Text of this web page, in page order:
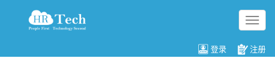
切
换
航
登录 注册